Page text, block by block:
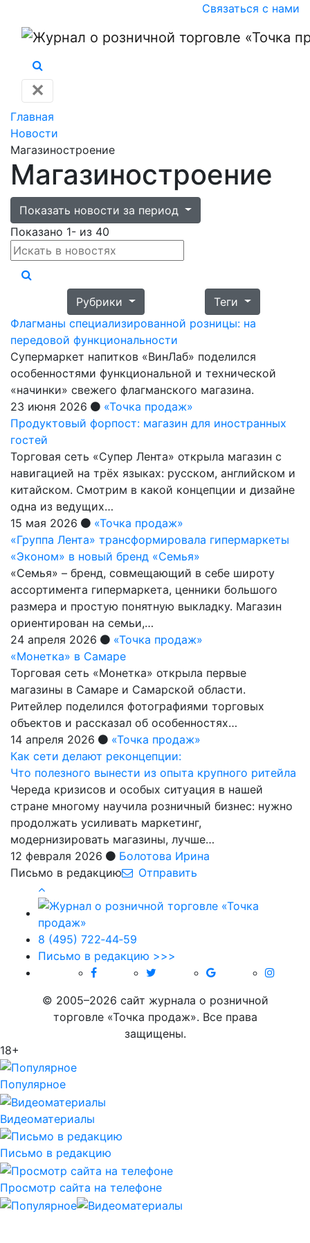
Связаться с нами
✕
Главная
Новости
Магазиностроение
Магазиностроение
Показать новости за период
Показано 1- из 40
Рубрики
Теги
Флагманы специализированной розницы: на
передовой функциональности
Супермаркет напитков «ВинЛаб» поделился
особенностями функциональной и технической
«начинки» свежего флагманского магазина.
23 июня 2026
«Точка продаж»
Продуктовый форпост: магазин для иностранных
гостей
Торговая сеть «Супер Лента» открыла магазин с
навигацией на трёх языках: русском, английском и
китайском. Смотрим в какой концепции и дизайне
одна из ведущих…
15 мая 2026
«Точка продаж»
«Группа Лента» трансформировала гипермаркеты
«Эконом» в новый бренд «Семья»
«Семья» – бренд, совмещающий в себе широту
ассортимента гипермаркета, ценники большого
размера и простую понятную выкладку. Магазин
ориентирован на семьи,…
24 апреля 2026
«Точка продаж»
«Монетка» в Самаре
Торговая сеть «Монетка» открыла первые
магазины в Самаре и Самарской области.
Ритейлер поделился фотографиями торговых
объектов и рассказал об особенностях…
14 апреля 2026
«Точка продаж»
Как сети делают реконцепции:
Что полезного вынести из опыта крупного ритейла
Череда кризисов и особых ситуация в нашей
стране многому научила розничный бизнес: нужно
продолжать усиливать маркетинг,
модернизировать магазины, лучше…
12 февраля 2026
Болотова Ирина
Письмо в редакцию
Отправить
8 (495) 722‑44‑59
Письмо в редакцию >>>
© 2005–2026 сайт журнала о розничной
торговле «Точка продаж». Все права
защищены.
18+
Популярное
Видеоматериалы
Письмо в редакцию
Просмотр сайта на телефоне